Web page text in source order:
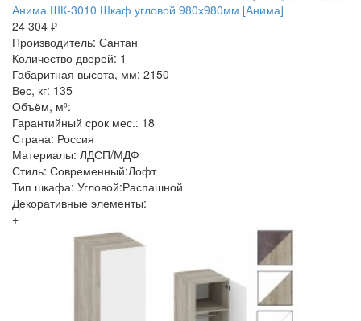
Анима ШК-3010 Шкаф угловой 980х980мм [Анима]
24 304 ₽
Производитель: Сантан
Количество дверей: 1
Габаритная высота, мм: 2150
Вес, кг: 135
Объём, м³:
Гарантийный срок мес.: 18
Страна: Россия
Материалы: ЛДСП/МДФ
Стиль: Современный:Лофт
Тип шкафа: Угловой:Распашной
Декоративные элементы:
+